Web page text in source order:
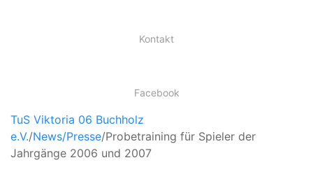
Kontakt
Facebook
TuS Viktoria 06 Buchholz
e.V./News/Presse/Probetraining für Spieler der
Jahrgänge 2006 und 2007